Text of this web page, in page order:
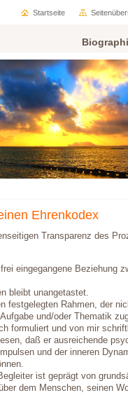
Ehrenkodex
Transparenz des
eingegangene Beziehung
bleibt unangetastet.
festgelegten Rahmen, der
und/oder Thematik
formuliert und von mir
daß er ausreichende
und der inneren
ist geprägt von
dem Menschen, seinen
Startseite